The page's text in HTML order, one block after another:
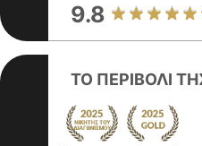
9.8
ΤΟ ΠΕΡΙΒΟΛΙ